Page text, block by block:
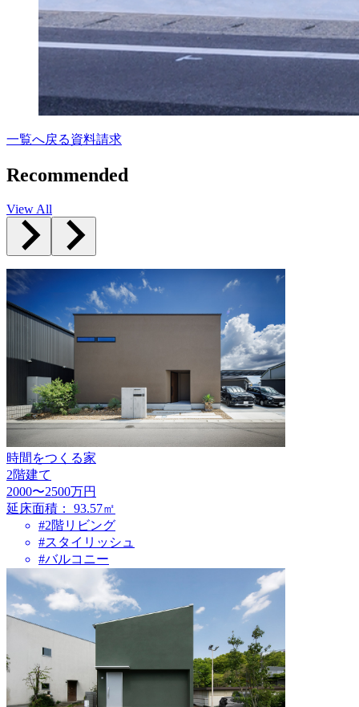
一覧へ戻る資料請求
Recommended
View All
時間をつくる家
2階建て
2000〜2500万円
延床面積：
93.57㎡
#2階リビング
#スタイリッシュ
#バルコニー